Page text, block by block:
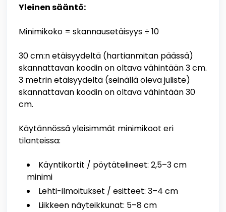
Yleinen sääntö:
Minimikoko = skannausetäisyys ÷ 10
30 cm:n etäisyydeltä (hartianmitan päässä)
skannattavan koodin on oltava vähintään 3 cm.
3 metrin etäisyydeltä (seinällä oleva juliste)
skannattavan koodin on oltava vähintään 30
cm.
Käytännössä yleisimmät minimikoot eri
tilanteissa:
Käyntikortit / pöytätelineet: 2,5–3 cm
minimi
Lehti-ilmoitukset / esitteet: 3–4 cm
Liikkeen näyteikkunat: 5–8 cm